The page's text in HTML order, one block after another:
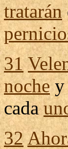
tratarán
31
nochey
cada
32